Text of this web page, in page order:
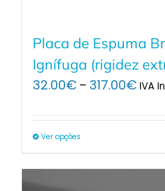
Placa de Espuma
Ignífuga (rigidez
32.00€ – 317.00€Price
IVA
Ver opções